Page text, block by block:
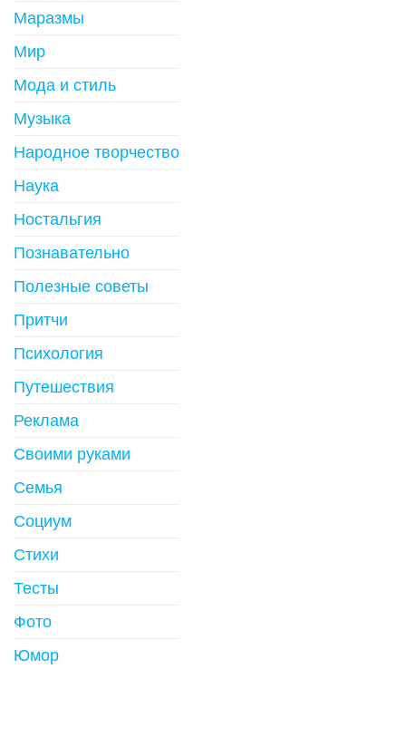
Маразмы
Мир
Мода и стиль
Музыка
Народное творчество
Наука
Ностальгия
Познавательно
Полезные советы
Притчи
Психология
Путешествия
Реклама
Своими руками
Семья
Социум
Стихи
Тесты
Фото
Юмор